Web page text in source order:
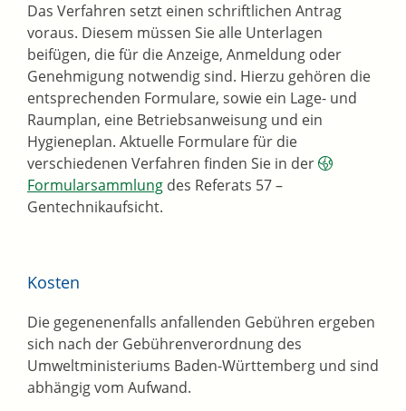
Das Verfahren setzt einen schriftlichen Antrag
voraus. Diesem müssen Sie alle Unterlagen
beifügen, die für die Anzeige, Anmeldung oder
Genehmigung notwendig sind. Hierzu gehören die
entsprechenden Formulare, sowie ein Lage- und
Raumplan, eine Betriebsanweisung und ein
Hygieneplan. Aktuelle Formulare für die
verschiedenen Verfahren finden Sie in der
Formularsammlung des Referats 57 –
Gentechnikaufsicht.
Kosten
Die gegenenenfalls anfallenden Gebühren ergeben
sich nach der Gebührenverordnung des
Umweltministeriums Baden-Württemberg und sind
abhängig vom Aufwand.